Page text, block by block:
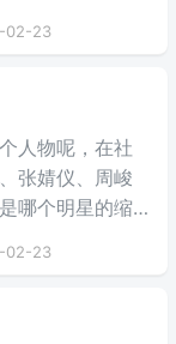
02-23
人物呢，在社
张婧仪、周峻
哪个明星的缩
02-23